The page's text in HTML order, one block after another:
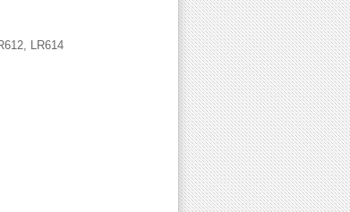
LR614